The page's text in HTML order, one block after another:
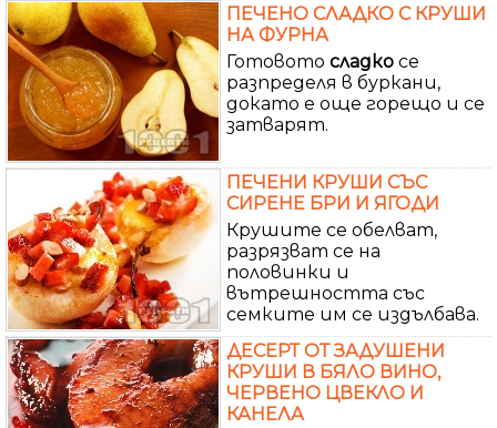
ПЕЧЕНО СЛАДКО С КРУШИ
НА ФУРНА
Готовото сладко се
разпределя в буркани,
докато е още горещо и се
затварят.
ПЕЧЕНИ КРУШИ СЪС
СИРЕНЕ БРИ И ЯГОДИ
Крушите се обелват,
разрязват се на
половинки и
вътрешността със
семките им се издълбава.
ДЕСЕРТ ОТ ЗАДУШЕНИ
КРУШИ В БЯЛО ВИНО,
ЧЕРВЕНО ЦВЕКЛО И
КАНЕЛА